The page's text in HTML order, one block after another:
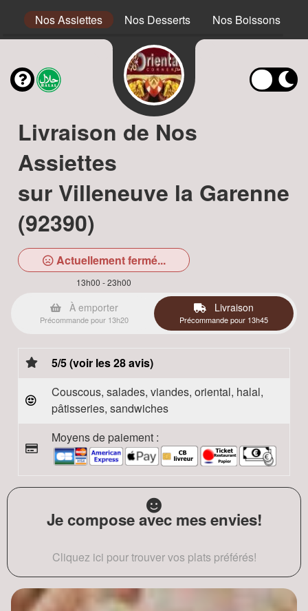
Nos Assiettes Nos Desserts Nos Boissons
Livraison de Nos
Assiettes
sur Villeneuve la Garenne
(92390)
Actuellement fermé...
13h00 - 23h00
À emporter
Précommande pour 13h20
Livraison
Précommande pour 13h45
5/5 (voir les 28 avis)
Couscous, salades, viandes, oriental, halal,
pâtisseries, sandwiches
Moyens de paiement :
Je compose avec mes envies!
Cliquez ici pour trouver vos plats préférés!